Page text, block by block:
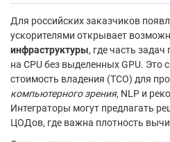
Для российских заказчиков
ускорителями открывает
инфраструктуры, где часть
на CPU без выделенных GPU. Это
стоимость владения (TCO) для
компьютерного зрения, NLP и
Интеграторы могут предлагать
ЦОДов, где важна плотность